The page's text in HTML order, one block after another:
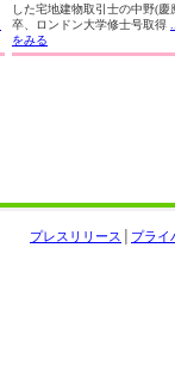
した宅地建物取引士の中野(慶
卒、ロンドン大学修士号取得
をみる
プライ
プレスリリース